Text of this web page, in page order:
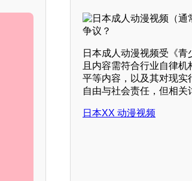
日本成人动漫视频受《青
且内容需符合行业自律
平等内容，以及其对现实
自由与社会责任，但相关
日本XX 动漫视频